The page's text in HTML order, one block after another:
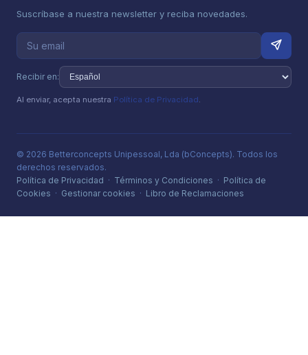
Suscríbase a nuestra newsletter y reciba novedades.
Recibir en:
Al enviar, acepta nuestra Política de Privacidad
© 2026 Betterconcepts Unipessoal, Lda (bConcepts). Todos los
derechos reservados.
Política de Privacidad · Términos y Condiciones · Política de
Cookies · Gestionar cookies · Libro de Reclamaciones